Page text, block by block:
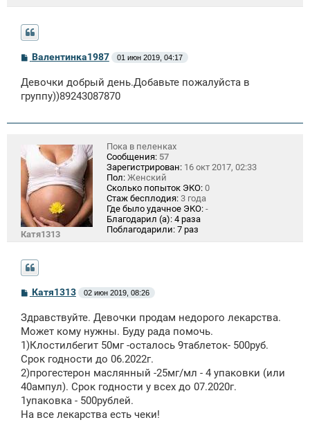
С
о
б
щ
е
и
Валентинка1987 01 июн 2019, 04:17
Девочки добрый день.Добавьте пожалуйста в
группу))89243087870
Катя1313
Пока в пеленках
Сообщения: 57
Зарегистрирован: 16 окт 2017, 02:33
Пол: Женский
Сколько попыток ЭКО: 0
Стаж бесплодия: 3 года
Где было удачное ЭКО: -
Благодарил (а): 4 раза
Поблагодарили: 7 раз
С
о
б
щ
н
и
е
Катя1313 02 июн 2019, 08:26
Здравствуйте. Девочки продам недорого лекарства.
Может кому нужны. Буду рада помочь.
1)Клостилбегит 50мг -осталось 9таблеток- 500руб.
Срок годности до 06.2022г.
2)прогестерон маслянный -25мг/мл - 4 упаковки (или
40ампул). Срок годности у всех до 07.2020г.
1упаковка - 500рублей.
На все лекарства есть чеки!